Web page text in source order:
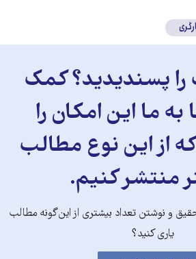
پسندیدید؟ کمک
ما این امکان را
از این نوع مطالب
منتشر کنیم.
و نوشتن تعداد بیشتری از این‌گونه مطالب
یاری کنید؟